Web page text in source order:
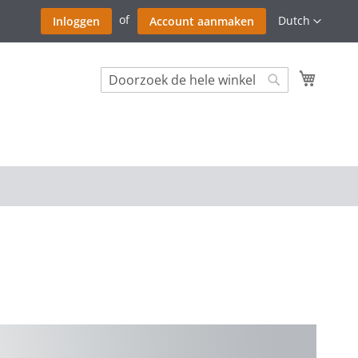
de
Taal
Dutch
Inloggen Account aanmaken
Search